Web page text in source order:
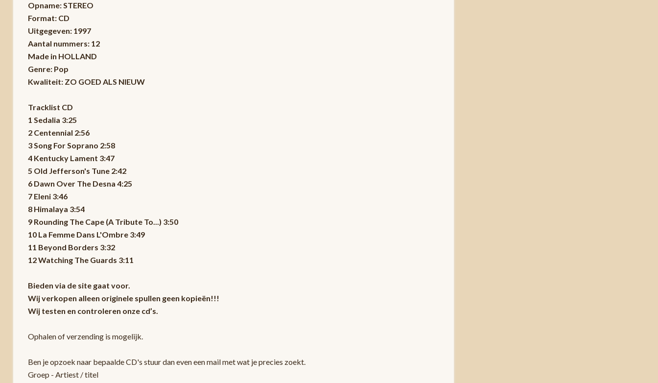
Opname: STEREO
Format: CD
Uitgegeven: 1997
Aantal nummers: 12
Made in HOLLAND
Genre: Pop
Kwaliteit: ZO GOED ALS NIEUW
Tracklist CD
1 Sedalia 3:25
2 Centennial 2:56
3 Song For Soprano 2:58
4 Kentucky Lament 3:47
5 Old Jefferson's Tune 2:42
6 Dawn Over The Desna 4:25
7 Eleni 3:46
8 Himalaya 3:54
9 Rounding The Cape (A Tribute To...) 3:50
10 La Femme Dans L'Ombre 3:49
11 Beyond Borders 3:32
12 Watching The Guards 3:11
Bieden via de site gaat voor.
Wij verkopen alleen originele spullen geen kopieën!!!
Wij testen en controleren onze cd’s.
Ophalen of verzending is mogelijk.
Ben je opzoek naar bepaalde CD's stuur dan even een mail met wat je precies zoekt.
Groep - Artiest / titel